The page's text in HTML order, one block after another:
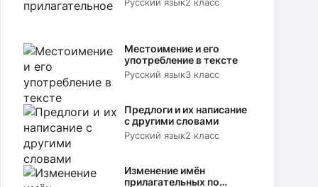
Местоимение и его
употребление в тексте
Русский язык3 класс
Предлоги и их написание
с другими словами
Русский язык2 класс
Изменение имён
прилагательных по